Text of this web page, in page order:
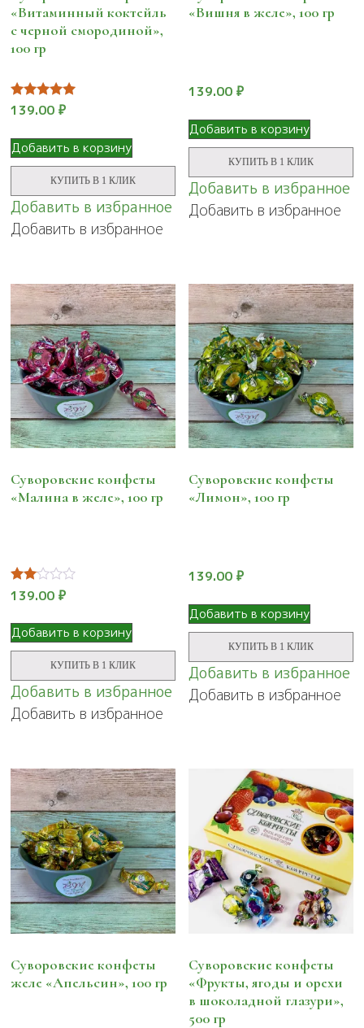
«Витаминный коктейль
с черной смородиной»,
100 гр
Оценка
139.00 ₽
Добавить в корзину
КУПИТЬ В 1 КЛИК
Добавить в избранное
Добавить в избранное
«Вишня в желе», 100 гр
139.00₽
Добавить в корзину
КУПИТЬ В 1 КЛИК
Добавить в избранное
Добавить в избранное
Суворовские конфеты
«Малина в желе», 100 гр
Оценка
2.00
139.00 ₽
Добавить в корзину
КУПИТЬ В 1 КЛИК
Добавить в избранное
Добавить в избранное
Суворовские конфеты
«Лимон», 100 гр
139.00₽
Добавить в корзину
КУПИТЬ В 1 КЛИК
Добавить в избранное
Добавить в избранное
Суворовские конфеты
желе «Апельсин», 100 гр
Суворовские конфеты
«Фрукты, ягоды и орехи
в шоколадной глазури»,
500 гр